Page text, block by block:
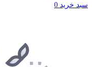
سبد خرید 0